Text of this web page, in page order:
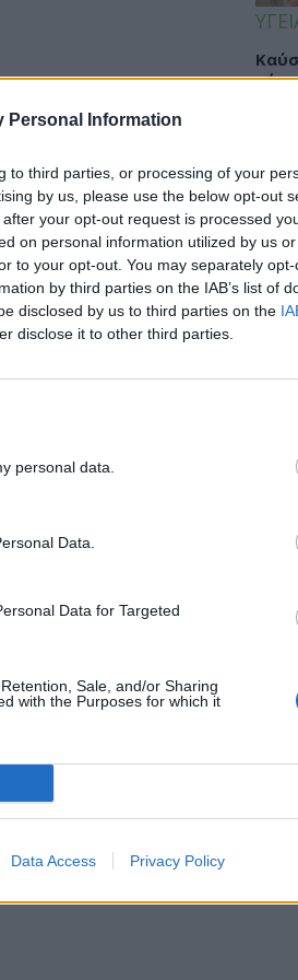
Personal Information
to third parties, or processing of your
by us, please use the below opt-out
your opt-out request is processed
on personal information utilized by us
to your opt-out. You may separately
by third parties on the IAB’s list of
disclosed by us to third parties on the
disclose it to other third parties.
personal data.
Data.
Data for Targeted
Sale, and/or Sharing
with the Purposes for which it
Data Access Privacy Policy